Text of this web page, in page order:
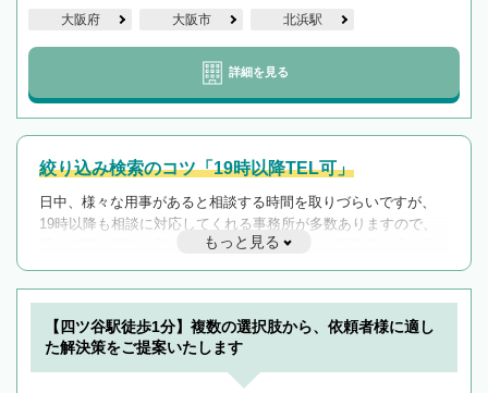
大阪府 大阪市 北浜駅
詳細を見る
絞り込み検索のコツ「19時以降TEL可」
日中、様々な用事があると相談する時間を取りづらいですが、
19時以降も相談に対応してくれる事務所が多数ありますので、
遅い時間の相談が増えそうな場合はそのような事務所に絞り込
んで検索してみましょう。
19時以降TEL可の条件
を加えて再検索
もっと見る
【四ツ谷駅徒歩1分】複数の選択肢から、依頼者様に適し
た解決策をご提案いたします